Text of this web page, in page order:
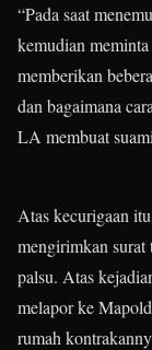
“Pada saat
kemudian
memberikan
dan bagaimana
LA membuat
Atas kecurigaan
mengirimkan surat
palsu. Atas
melapor ke
rumah